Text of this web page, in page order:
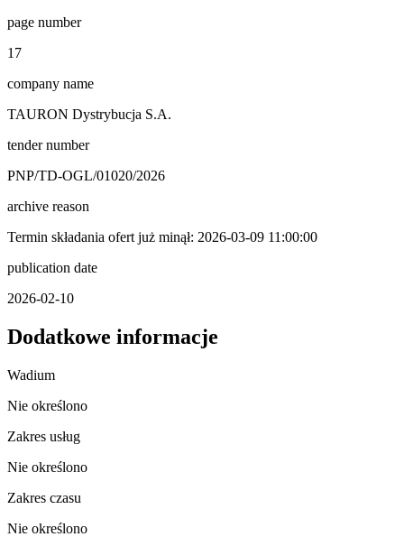
page number
17
company name
TAURON Dystrybucja S.A.
tender number
PNP/TD-OGL/01020/2026
archive reason
Termin składania ofert już minął: 2026-03-09 11:00:00
publication date
2026-02-10
Dodatkowe informacje
Wadium
Nie określono
Zakres usług
Nie określono
Zakres czasu
Nie określono